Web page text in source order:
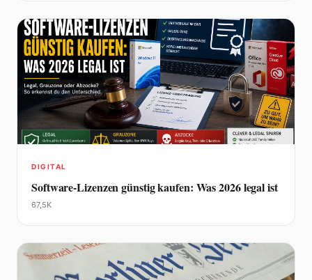
DIGITAL
Software-Lizenzen günstig kaufen: Was 2026 legal ist
67,5K